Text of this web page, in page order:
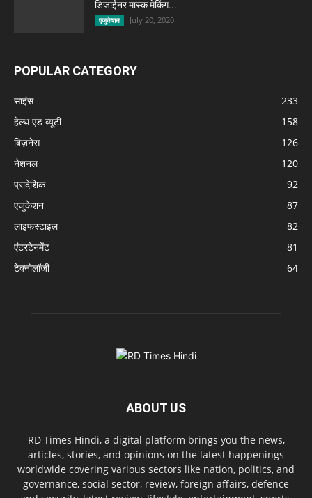
डिजाईनर मास्क मेकिंग...
एजुकेशन July 20, 2020
POPULAR CATEGORY
साइंस
233
हेल्थ एंड ब्यूटी
158
बिज़नेस
126
नेशनल
120
प्रादेशिक
92
एजुकेशन
87
लाइफस्टाइल
82
एंटरटेनमेंट
81
टेक्नोलॉजी
64
ABOUT US
RD Times Hindi, a digital platform brings you the news,
articles, stories, and opinions on the latest happenings
worldwide covering various sectors like nation, politics, and
governance, social sector, review, foreign affairs, defence